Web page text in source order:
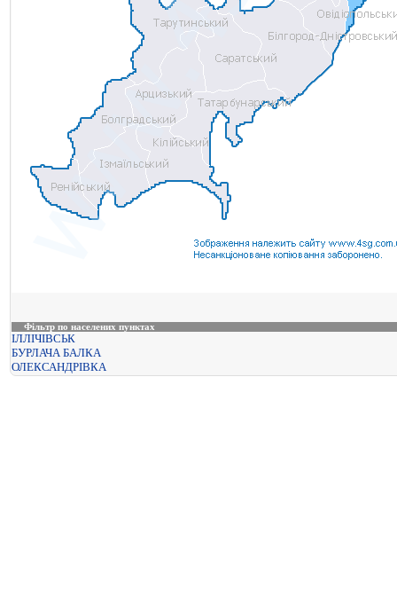
Фільтр по населених пунктах
ІЛЛІЧІВСЬК
БУРЛАЧА БАЛКА
ОЛЕКСАНДРІВКА